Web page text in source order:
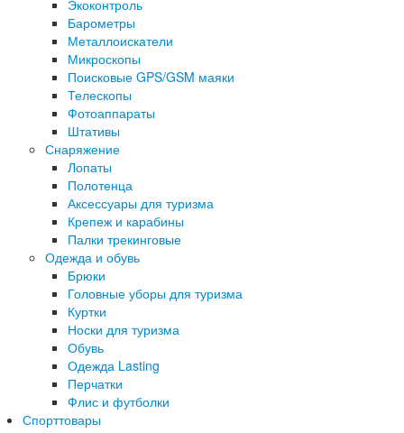
Экоконтроль
Барометры
Металлоискатели
Микроскопы
Поисковые GPS/GSM маяки
Телескопы
Фотоаппараты
Штативы
Снаряжение
Лопаты
Полотенца
Аксессуары для туризма
Крепеж и карабины
Палки трекинговые
Одежда и обувь
Брюки
Головные уборы для туризма
Куртки
Носки для туризма
Обувь
Одежда Lasting
Перчатки
Флис и футболки
Спорттовары